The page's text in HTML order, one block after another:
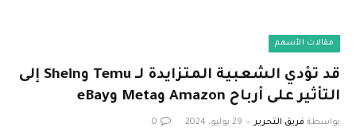
مقالات الأسهم
قد تؤدي الشعبية المتزايدة لـ Temu وShein إلى
التأثير على أرباح Amazon وMeta وeBay
بواسطة فريق التحرير 29 يوليو، 2024 0